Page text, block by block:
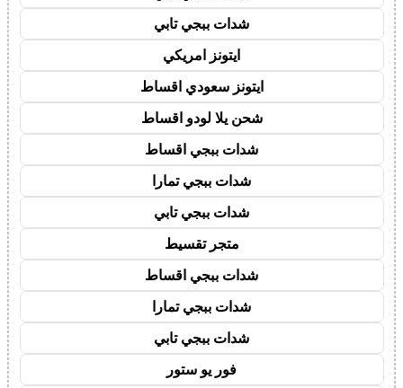
شدات ببجي تابي
ايتونز امريكي
ايتونز سعودي اقساط
شحن يلا لودو اقساط
شدات ببجي اقساط
شدات ببجي تمارا
شدات ببجي تابي
متجر تقسيط
شدات ببجي اقساط
شدات ببجي تمارا
شدات ببجي تابي
فور يو ستور